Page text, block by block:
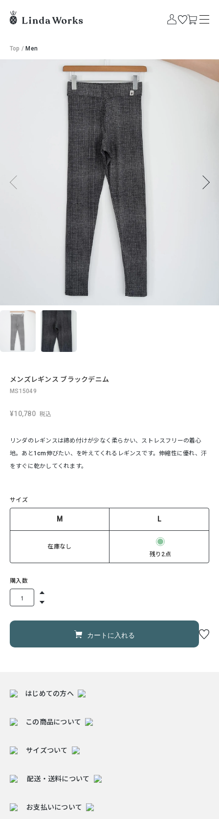
Top / Men
メンズレギンス ブラックデニム
MS15049
¥10,780 税込
リンダのレギンスは締め付けが少なく柔らかい、ストレスフリーの着心
地。あと1cm伸びたい、を叶えてくれるレギンスです。伸縮性に優れ、汗
をすぐに乾かしてくれます。
サイズ
M L
在庫なし
残り2点
購入数
カートに入れる
はじめての方へ
この商品について
サイズついて
配送・送料について
お支払いについて